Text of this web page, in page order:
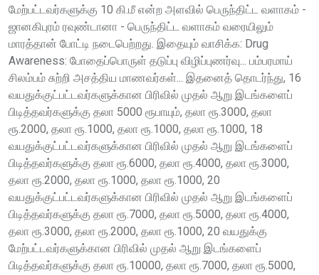
மேற்பட்டவர்களுக்கு 10 கி.மீ என்ற அளவில் பெருந்திட்ட வளாகம் -
ஜானகிபுரம் ரவுண்டானா - பெருந்திட்ட வளாகம் வரையிலும்
மாரத்தான் போட்டி நடைபெற்றது. இதையும் வாசிக்க: Drug
Awareness: போதைப்பொருள் தடுப்பு விழிப்புணர்வு... பம்பரமாய்
சிலம்பம் சுற்றி அசத்திய மாணவர்கள்... இதனைத் தொடர்ந்து, 16
வயதுக்குட்பட்டவர்களுக்கான பிரிவில் முதல் ஆறு இடங்களைப்
பிடித்தவர்களுக்கு தலா 5000 ரூபாயும், தலா ரூ.3000, தலா
ரூ.2000, தலா ரூ.1000, தலா ரூ.1000, தலா ரூ.1000, 18
வயதுக்குட்பட்டவர்களுக்கான பிரிவில் முதல் ஆறு இடங்களைப்
பிடித்தவர்களுக்கு தலா ரூ.6000, தலா ரூ.4000, தலா ரூ.3000,
தலா ரூ.2000, தலா ரூ.1000, தலா ரூ.1000, 20
வயதுக்குட்பட்டவர்களுக்கான பிரிவில் முதல் ஆறு இடங்களைப்
பிடித்தவர்களுக்கு தலா ரூ.7000, தலா ரூ.5000, தலா ரூ.4000,
தலா ரூ.3000, தலா ரூ.2000, தலா ரூ.1000, 20 வயதுக்கு
மேற்பட்டவர்களுக்கான பிரிவில் முதல் ஆறு இடங்களைப்
பிடித்தவர்களுக்கு தலா ரூ.10000, தலா ரூ.7000, தலா ரூ.5000,